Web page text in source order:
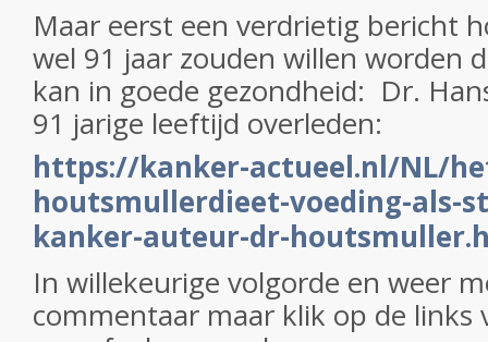
Maar eerst een verdrietig bericht
wel 91 jaar zouden willen worden
kan in goede gezondheid: Dr.
91 jarige leeftijd overleden:
https://kanker-actueel.nl/NL/
houtsmullerdieet-voeding-als-
kanker-auteur-dr-
In willekeurige volgorde en weer
commentaar maar klik op de links